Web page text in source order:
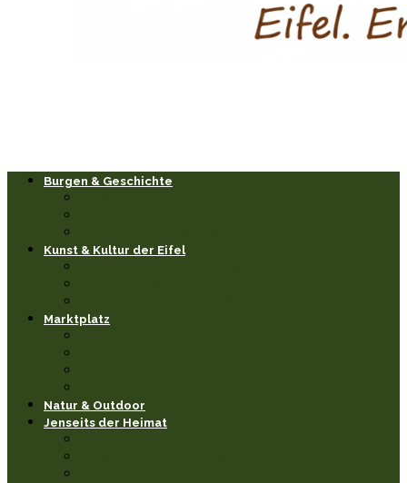
Burgen & Geschichte
Kunst & Kultur der Eifel
Marktplatz
Natur & Outdoor
Jenseits der Heimat